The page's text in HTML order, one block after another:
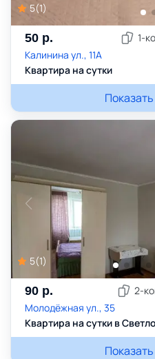
5(1)
50 р. 1-
Калинина ул., 11А
Квартира на сутки
5(1)
90 р. 2-
Молодёжная ул., 35
Квартира на сутки в